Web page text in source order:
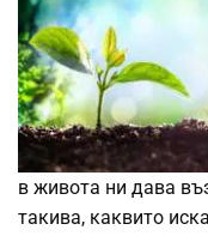
в живота ни дава
такива, каквито